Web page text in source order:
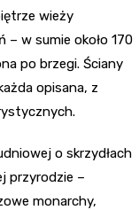
wieży
w sumie około 170
po brzegi. Ściany
opisana, z
o skrzydłach
przyrodzie –
monarchy,